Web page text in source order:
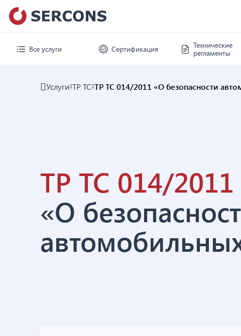
Все услуги Сертификация
Технические
регламенты
Услуги ТР ТС ТР ТС 014/2011 «О безопасности
ТР ТС 014/2011
«О